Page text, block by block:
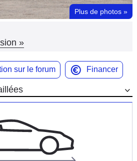
Plus de photos »
»
sur le forum Financer